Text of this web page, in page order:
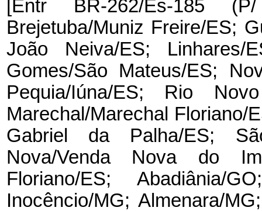
[Entr BR-262/Es-185
Brejetuba/Muniz Freire/ES;
João Neiva/ES; Linhares/
Gomes/São Mateus/ES;
Pequia/Iúna/ES; Rio
Marechal/Marechal Floriano/
Gabriel da Palha/ES;
Nova/Venda Nova do
Floriano/ES; Abadiânia/
Inocêncio/MG; Almenara/